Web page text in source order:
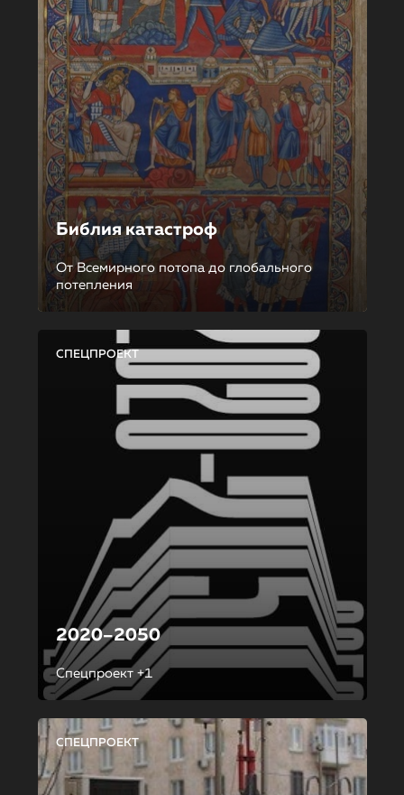
Библия катастроф
От Всемирного потопа до глобального
потепления
СПЕЦПРОЕКТ
2020–2050
Спецпроект +1
СПЕЦПРОЕКТ